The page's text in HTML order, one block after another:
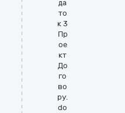
да
то
к 3
Пр
ое
кт
До
го
во
ру.
do